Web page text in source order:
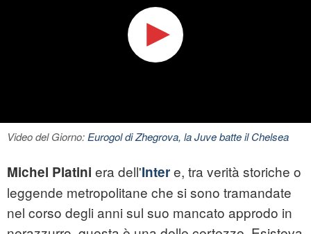
Video del Giorno:Eurogol di Zhegrova, la Juve batte il Chelsea
Michel Platini era dell'Intere, tra verità storiche o
leggende metropolitane che si sono tramandate
nel corso degli anni sul suo mancato approdo in